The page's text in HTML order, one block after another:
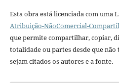
Esta obra está licenciada com uma
Atribuição-NãoComercial-
que permite compartilhar, copiar,
totalidade ou partes desde que
sejam citados os autores e a fonte.